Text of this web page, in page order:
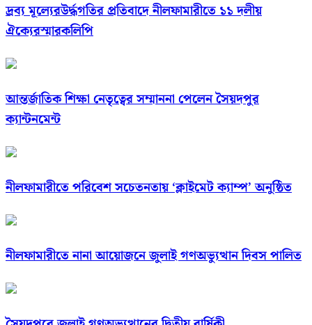
দ্রব্য মূল্যেরউর্দ্ধগতির প্রতিবাদে নীলফামারীতে ১১ দলীয়
ঐক্যেরস্মারকলিপি
আন্তর্জাতিক শিক্ষা নেতৃত্বের সম্মাননা পেলেন সৈয়দপুর
ক্যান্টনমেন্ট
নীলফামারীতে পরিবেশ সচেতনতায় ‘ক্লাইমেট ক্যাম্প’ অনুষ্ঠিত
নীলফামারীতে নানা আয়োজনে জুলাই গণঅভ্যুত্থান দিবস পালিত